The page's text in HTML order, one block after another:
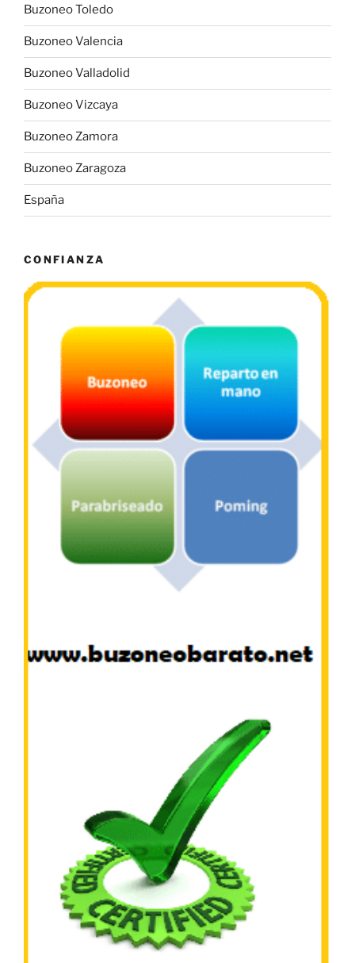
Buzoneo Toledo
Buzoneo Valencia
Buzoneo Valladolid
Buzoneo Vizcaya
Buzoneo Zamora
Buzoneo Zaragoza
España
CONFIANZA